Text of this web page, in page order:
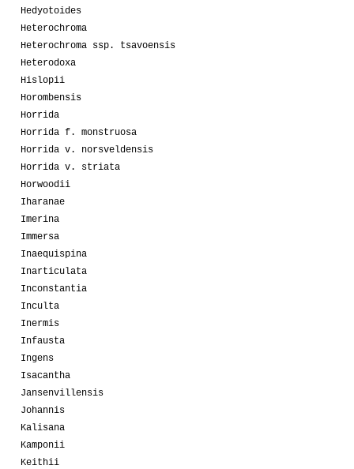
Hedyotoides
Heterochroma
Heterochroma ssp. tsavoensis
Heterodoxa
Hislopii
Horombensis
Horrida
Horrida f. monstruosa
Horrida v. norsveldensis
Horrida v. striata
Horwoodii
Iharanae
Imerina
Immersa
Inaequispina
Inarticulata
Inconstantia
Inculta
Inermis
Infausta
Ingens
Isacantha
Jansenvillensis
Johannis
Kalisana
Kamponii
Keithii